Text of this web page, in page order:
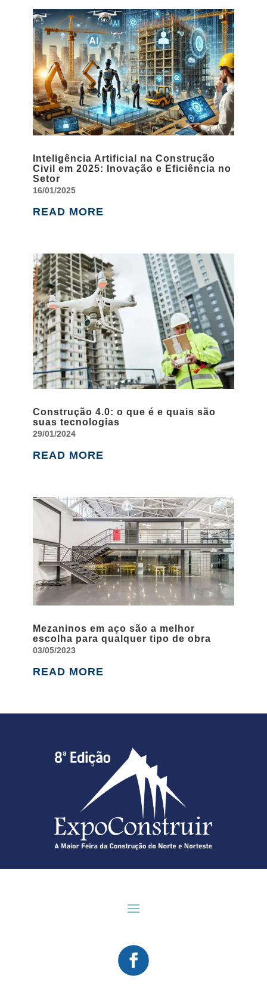
Inteligência Artificial na Construção
Civil em 2025: Inovação e Eficiência no
Setor
16/01/2025
READ MORE
Construção 4.0: o que é e quais são
suas tecnologias
29/01/2024
READ MORE
Mezaninos em aço são a melhor
escolha para qualquer tipo de obra
03/05/2023
READ MORE